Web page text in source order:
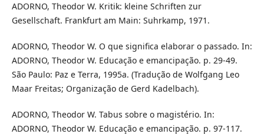
ADORNO, Theodor W. Kritik: kleine Schriften zur
Gesellschaft. Frankfurt am Main: Suhrkamp, 1971.
ADORNO, Theodor W. O que significa elaborar o passado. In:
ADORNO, Theodor W. Educação e emancipação. p. 29-49.
São Paulo: Paz e Terra, 1995a. (Tradução de Wolfgang Leo
Maar Freitas; Organização de Gerd Kadelbach).
ADORNO, Theodor W. Tabus sobre o magistério. In:
ADORNO, Theodor W. Educação e emancipação. p. 97-117.